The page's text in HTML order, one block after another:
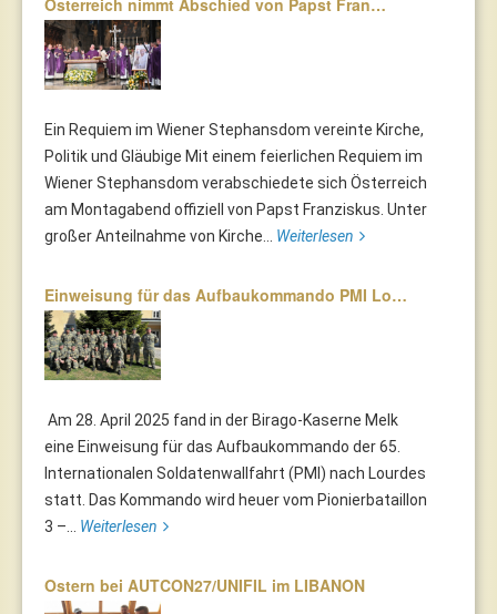
Ein Requiem im Wiener Stephansdom vereinte Kirche,
Politik und Gläubige Mit einem feierlichen Requiem im
Wiener Stephansdom verabschiedete sich Österreich
am Montagabend offiziell von Papst Franziskus. Unter
großer Anteilnahme von Kirche... Weiterlesen
Einweisung für das Aufbaukommando PMI Lo…
Am 28. April 2025 fand in der Birago-Kaserne Melk
eine Einweisung für das Aufbaukommando der 65.
Internationalen Soldatenwallfahrt (PMI) nach Lourdes
statt. Das Kommando wird heuer vom Pionierbataillon
3 –... Weiterlesen
Ostern bei AUTCON27/UNIFIL im LIBANON